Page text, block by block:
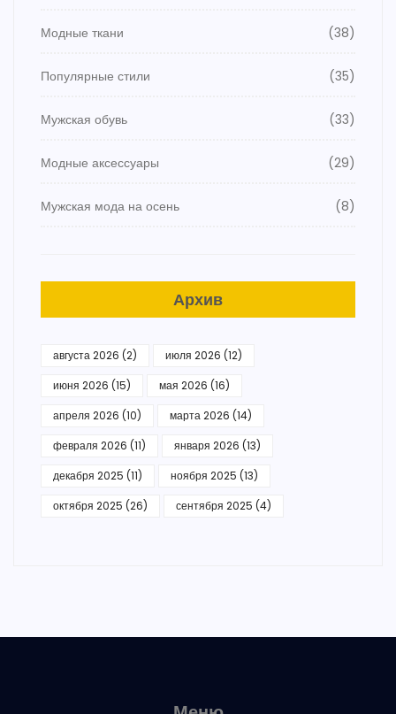
Модные ткани (38)
Популярные стили (35)
Мужская обувь (33)
Модные аксессуары (29)
Мужская мода на осень (8)
Архив
августа 2026 (2) июля 2026 (12)
июня 2026 (15) мая 2026 (16)
апреля 2026 (10) марта 2026 (14)
февраля 2026 (11) января 2026 (13)
декабря 2025 (11) ноября 2025 (13)
октября 2025 (26) сентября 2025 (4)